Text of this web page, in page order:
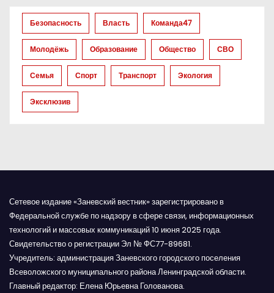
з
а
п
и
с
м
Безопасность Власть Команда47
Молодёжь Образование Общество СВО
Семья Спорт Транспорт Экология
Эксклюзив
Сетевое издание «Заневский вестник» зарегистрировано в
Федеральной службе по надзору в сфере связи, информационных
технологий и массовых коммуникаций 10 июня 2025 года.
Свидетельство о регистрации Эл № ФС77-89681.
Учредитель: администрация Заневского городского поселения
Всеволожского муниципального района Ленинградской области.
Главный редактор: Елена Юрьевна Голованова.